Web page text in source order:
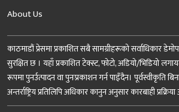
About Us
काठमाडौं प्रेसमा प्रकाशित सबै सामग्रीहरूको सर्वाधिकार
सुरक्षित छ । यहाँ प्रकाशित टेक्स्ट, फोटो, अडियो/भिडियो
रूपमा पुनर्उत्पादन वा पुनःप्रकाशन गर्न पाइँदैन। पूर्वस्वीकृति
अन्तर्राष्ट्रिय प्रतिलिपि अधिकार कानुन अनुसार कारबाही